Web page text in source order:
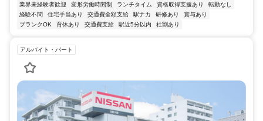
業界未経験者歓迎 変形労働時間制 ランチタイム 資格取得支援あり
転勤なし
経験不問
住宅手当あり 交通費全額支給 駅ナカ 研修あり
賞与あり
ブランクOK
育休あり 交通費支給 駅近5分以内 社割あり
アルバイト・パート